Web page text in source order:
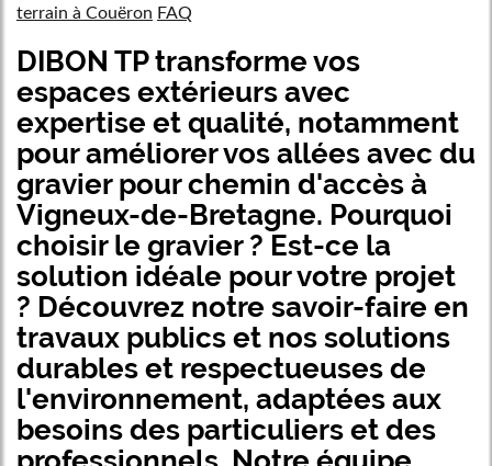
terrain à Couëron FAQ
DIBON TP transforme vos
espaces extérieurs avec
expertise et qualité, notamment
pour améliorer vos allées avec du
gravier pour chemin d'accès à
Vigneux-de-Bretagne. Pourquoi
choisir le gravier ? Est-ce la
solution idéale pour votre projet
? Découvrez notre savoir-faire en
travaux publics et nos solutions
durables et respectueuses de
l'environnement, adaptées aux
besoins des particuliers et des